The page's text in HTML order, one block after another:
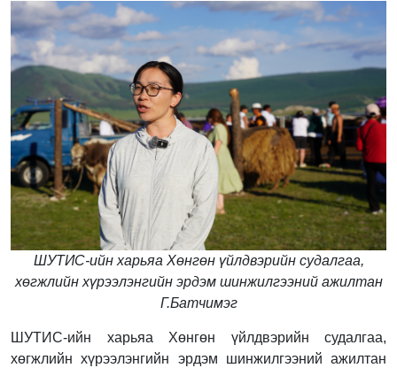
ШУТИС-ийн харьяа Хөнгөн үйлдвэрийн судалгаа,
хөгжлийн хүрээлэнгийн эрдэм шинжилгээний ажилтан
Г.Батчимэг
ШУТИС-ийн харьяа Хөнгөн үйлдвэрийн судалгаа,
хөгжлийн хүрээлэнгийн эрдэм шинжилгээний ажилтан